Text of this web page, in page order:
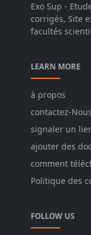
Exo Sup -
corrigés, Site
facultés
LEARN MORE
à propos
contactez-Nous
signaler un
ajouter des
comment
Politique des
FOLLOW US